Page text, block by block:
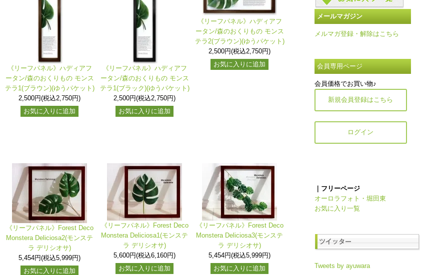
《リーフパネル》ハディアフ
ータン/森のおくりもの モンス
テラ1(ブラウン)(ゆうパケット)
2,500円(税込2,750円)
お気に入りに追加
《リーフパネル》ハディアフ
ータン/森のおくりもの モンス
テラ1(ブラック)(ゆうパケット)
2,500円(税込2,750円)
お気に入りに追加
《リーフパネル》ハディアフ
ータン/森のおくりもの モンス
テラ2(ブラウン)(ゆうパケット)
2,500円(税込2,750円)
お気に入りに追加
《リーフパネル》Forest Deco
Monstera Deliciosa2(モンステ
ラ デリシオサ)
5,454円(税込5,999円)
お気に入りに追加
《リーフパネル》Forest Deco
Monstera Deliciosa1(モンステ
ラ デリシオサ)
5,600円(税込6,160円)
お気に入りに追加
《リーフパネル》Forest Deco
Monstera Deliciosa3(モンステ
ラ デリシオサ)
5,454円(税込5,999円)
お気に入りに追加
メールマガジン
メルマガ登録・解除はこちら
会員専用ページ
会員価格でお買い物♪
新規会員登録はこちら
ログイン
｜フリーページ
オーロラフォト・堀田東
お気に入り一覧
Tweets by ayuwara